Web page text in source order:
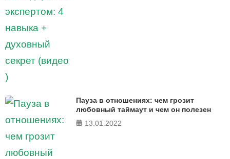
Пауза в отношениях: чем грозит
любовный таймаут и чем он полезен
13.01.2022